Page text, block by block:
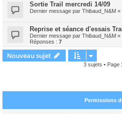
Sortie Trail mercredi 14/09
Dernier message par Thibaud_N&M «
Reprise et séance d'essais
Dernier message par Thibaud_N&M «
Réponses : 7
Nouveau sujet
3 sujets • Page
Permissions